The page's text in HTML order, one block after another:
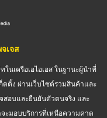
เจส
นเครือเอไอเอส ในฐานะผู้นำที่
ติ้ง ผ่านเว็บไซต์รวมสินค้าและ
สอบและยืนยันตัวตนจริง และ
ะมอบบริการที่เหนือความคาด